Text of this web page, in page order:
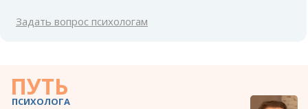
Задать вопрос психологам
ПУТЬ
ПСИХОЛОГА